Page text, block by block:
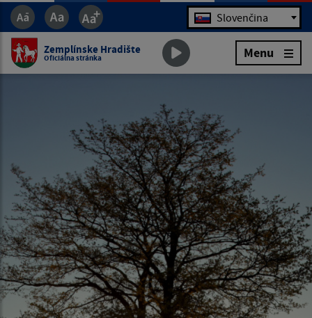
Jazyk Slovenčina
Zemplínske Hradište
Oficiálna stránka Menu